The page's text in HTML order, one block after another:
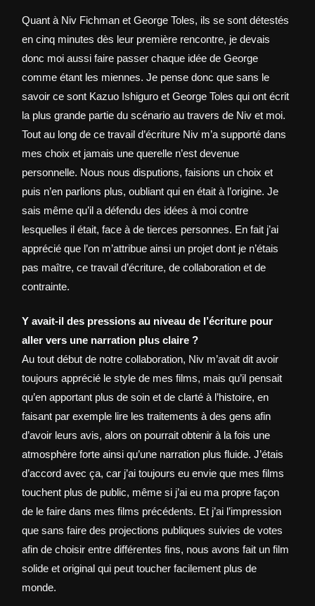
Quant à Niv Fichman et George Toles, ils se sont détestés
en cinq minutes dès leur première rencontre, je devais
donc moi aussi faire passer chaque idée de George
comme étant les miennes. Je pense donc que sans le
savoir ce sont Kazuo Ishiguro et George Toles qui ont écrit
la plus grande partie du scénario au travers de Niv et moi.
Tout au long de ce travail d’écriture Niv m’a supporté dans
mes choix et jamais une querelle n’est devenue
personnelle. Nous nous disputions, faisions un choix et
puis n’en parlions plus, oubliant qui en était à l’origine. Je
sais même qu’il a défendu des idées à moi contre
lesquelles il était, face à de tierces personnes. En fait j’ai
apprécié que l’on m’attribue ainsi un projet dont je n’étais
pas maître, ce travail d’écriture, de collaboration et de
contrainte.
Y avait-il des pressions au niveau de l’écriture pour
aller vers une narration plus claire ?
Au tout début de notre collaboration, Niv m’avait dit avoir
toujours apprécié le style de mes films, mais qu’il pensait
qu’en apportant plus de soin et de clarté à l’histoire, en
faisant par exemple lire les traitements à des gens afin
d’avoir leurs avis, alors on pourrait obtenir à la fois une
atmosphère forte ainsi qu’une narration plus fluide. J’étais
d’accord avec ça, car j’ai toujours eu envie que mes films
touchent plus de public, même si j’ai eu ma propre façon
de le faire dans mes films précédents. Et j’ai l’impression
que sans faire des projections publiques suivies de votes
afin de choisir entre différentes fins, nous avons fait un film
solide et original qui peut toucher facilement plus de
monde.